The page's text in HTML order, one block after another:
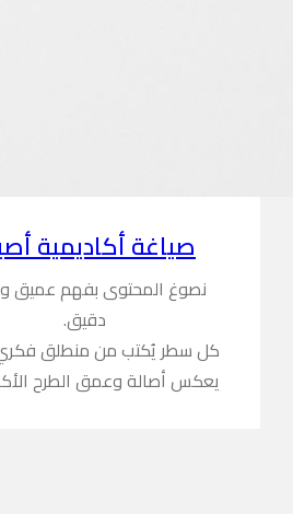
صياغة أكاديمية
نصوغ المحتوى بفهم عميق
دقيق.
كل سطر يُكتب من منطلق
يعكس أصالة وعمق الطرح